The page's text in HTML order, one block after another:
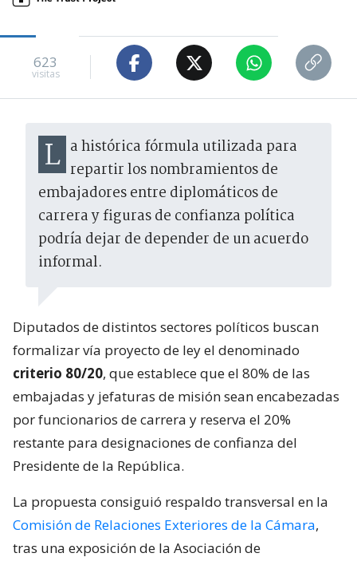
623
visitas
La histórica fórmula utilizada para repartir los nombramientos de
embajadores entre diplomáticos de
carrera y figuras de confianza política
podría dejar de depender de un acuerdo
informal.
Diputados de distintos sectores políticos buscan
formalizar vía proyecto de ley el denominado
criterio 80/20, que establece que el 80% de las
embajadas y jefaturas de misión sean encabezadas
por funcionarios de carrera y reserva el 20%
restante para designaciones de confianza del
Presidente de la República.
La propuesta consiguió respaldo transversal en la
Comisión de Relaciones Exteriores de la Cámara,
tras una exposición de la Asociación de